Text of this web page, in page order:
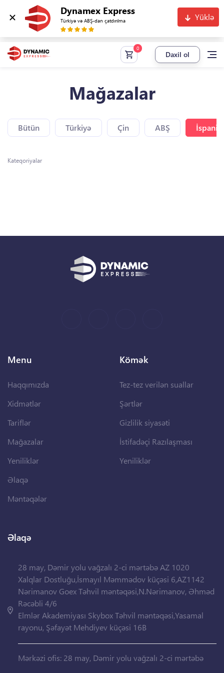
Dynamex Express
Türkiyə və ABŞ-dan çatdırılma Yüklə
Daxil ol
Mağazalar
Bütün Türkiyə Çin ABŞ
Kateqoriyalar
Menu
Haqqımızda
Xidmətlər
Tariflər
Mağazalar
Yeniliklər
Əlaqə
Məntəqələr
Kömək
Tez-tez verilən suallar
Şərtlər
Gizlilik siyasəti
İstifadəçi Razılaşması
Yeniliklər
Əlaqə
28 may, Dəmir yolu vağzalı 2-ci mərtəbə AZ 1020
Xalqlar Dostluğu,İsmayıl Məmmədov küçəsi 6,AZ1142
Nərimanov Goex Təhvil məntəqəsi,N.Nərimanov, Əhməd
Rəcəbli 4/6
Elmlər Akademiyası Skybox Təhvil məntəqəsi,Yasamal
rayonu, Şəfayət Mehdiyev küçəsi 16B
Mərkəzi ofis: 28 may, Dəmir yolu vağzalı 2-ci mərtəbə